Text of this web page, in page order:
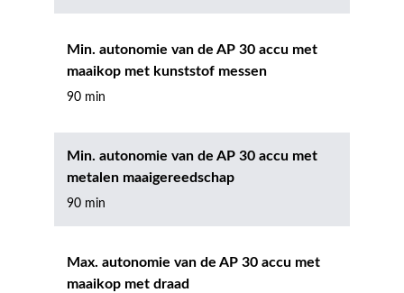
Min. autonomie van de AP 30 accu met
maaikop met kunststof messen
90 min
Min. autonomie van de AP 30 accu met
metalen maaigereedschap
90 min
Max. autonomie van de AP 30 accu met
maaikop met draad